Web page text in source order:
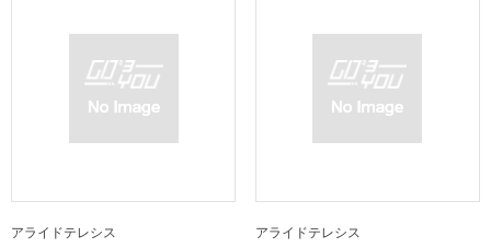
アライドテレシス アライドテレシス